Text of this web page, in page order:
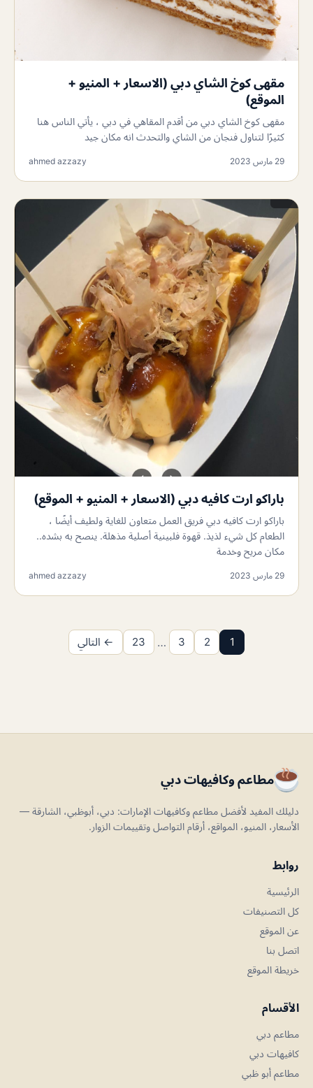
مقهى كوخ الشاي دبي (الاسعار + المنيو +
الموقع)
مقهى كوخ الشاي دبي من أقدم المقاهي في دبي ، يأتي الناس هنا
كثيرًا لتناول فنجان من الشاي والتحدث انه مكان جيد
29 مارس 2023 ahmed azzazy
باراكو ارت كافيه دبي (الاسعار + المنيو + الموقع)
باراكو ارت كافيه دبي فريق العمل متعاون للغاية ولطيف أيضًا ،
الطعام كل شيء لذيذ. قهوة فلبينية أصلية مذهلة. ينصح به بشده..
مكان مريح وخدمة
29 مارس 2023 ahmed azzazy
1
2
3
…
23 ← التالي
مطاعم وكافيهات دبي
دليلك المفيد لأفضل مطاعم وكافيهات الإمارات: دبي، أبوظبي، الشارقة —
الأسعار، المنيو، المواقع، أرقام التواصل وتقييمات الزوار.
روابط
الرئيسية
كل التصنيفات
عن الموقع
اتصل بنا
خريطة الموقع
الأقسام
مطاعم دبي
كافيهات دبي
مطاعم أبو ظبي